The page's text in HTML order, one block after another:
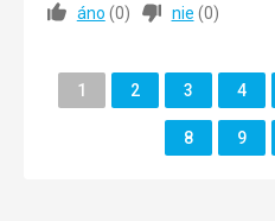
Táto recenzia bola preložená
Strava
Ubytovanie
Velké čisté pokoje
Strava
Okolie
áno (0) nie (0)
Stránka
1 Stránka
2 Stránka
3 4
Stránka
8 9